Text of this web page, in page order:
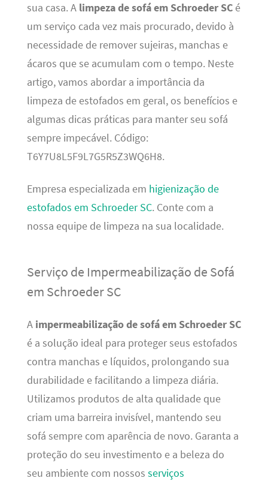
sua casa. A limpeza de sofá em Schroeder SCé
um serviço cada vez mais procurado, devido à
necessidade de remover sujeiras, manchas e
ácaros que se acumulam com o tempo. Neste
artigo, vamos abordar a importância da
limpeza de estofados em geral, os benefícios e
algumas dicas práticas para manter seu sofá
sempre impecável. Código:
T6Y7U8L5F9L7G5R5Z3WQ6H8.
Empresa especializada em higienização de
estofados em Schroeder SC. Conte com a
nossa equipe de limpeza na sua localidade.
Serviço de Impermeabilização de Sofá
em Schroeder SC
A impermeabilização de sofá em Schroeder SC
é a solução ideal para proteger seus estofados
contra manchas e líquidos, prolongando sua
durabilidade e facilitando a limpeza diária.
Utilizamos produtos de alta qualidade que
criam uma barreira invisível, mantendo seu
sofá sempre com aparência de novo. Garanta a
proteção do seu investimento e a beleza do
seu ambiente com nossos serviços